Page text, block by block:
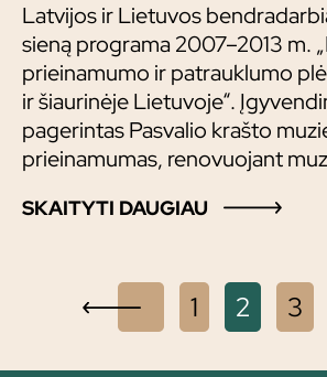
Latvijos ir Lietuvos
sieną programa 2007–2013 m.
prieinamumo ir patrauklumo
ir šiaurinėje Lietuvoje“.
pagerintas Pasvalio krašto
prieinamumas, renovuojant
padidintas Pasvalio krašto
specialistų kompetencija ir
bendradarbiavimas tarp
SKAITYTI DAUGIAU
Navigacija
X 1 2 3